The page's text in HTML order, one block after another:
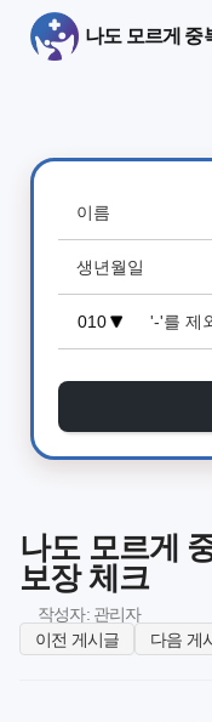
나도 모르게 중
나도 모르게
보장 체크
작성자: 관리자
이전 게시글
다음 게